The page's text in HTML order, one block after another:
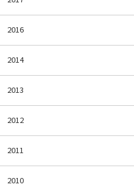
2016
2014
2013
2012
2011
2010